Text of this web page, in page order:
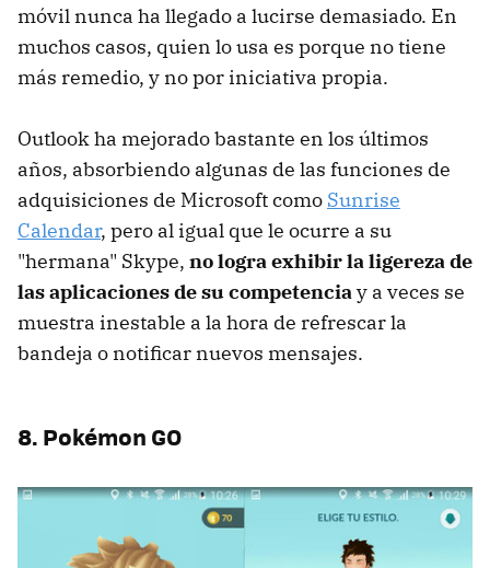
móvil nunca ha llegado a lucirse demasiado. En
muchos casos, quien lo usa es porque no tiene
más remedio, y no por iniciativa propia.
Outlook ha mejorado bastante en los últimos
años, absorbiendo algunas de las funciones de
adquisiciones de Microsoft como Sunrise
Calendar, pero al igual que le ocurre a su
"hermana" Skype, no logra exhibir la ligereza de
las aplicaciones de su competenciay a veces se
muestra inestable a la hora de refrescar la
bandeja o notificar nuevos mensajes.
8. Pokémon GO